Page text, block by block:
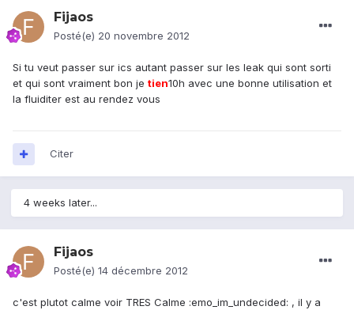
Fijaos
Posté(e) 20 novembre 2012
Si tu veut passer sur ics autant passer sur les leak qui sont sorti
et qui sont vraiment bon je tien10h avec une bonne utilisation et
la fluiditer est au rendez vous
Citer
4 weeks later...
Fijaos
Posté(e) 14 décembre 2012
c'est plutot calme voir TRES Calme :emo_im_undecided: , il y a